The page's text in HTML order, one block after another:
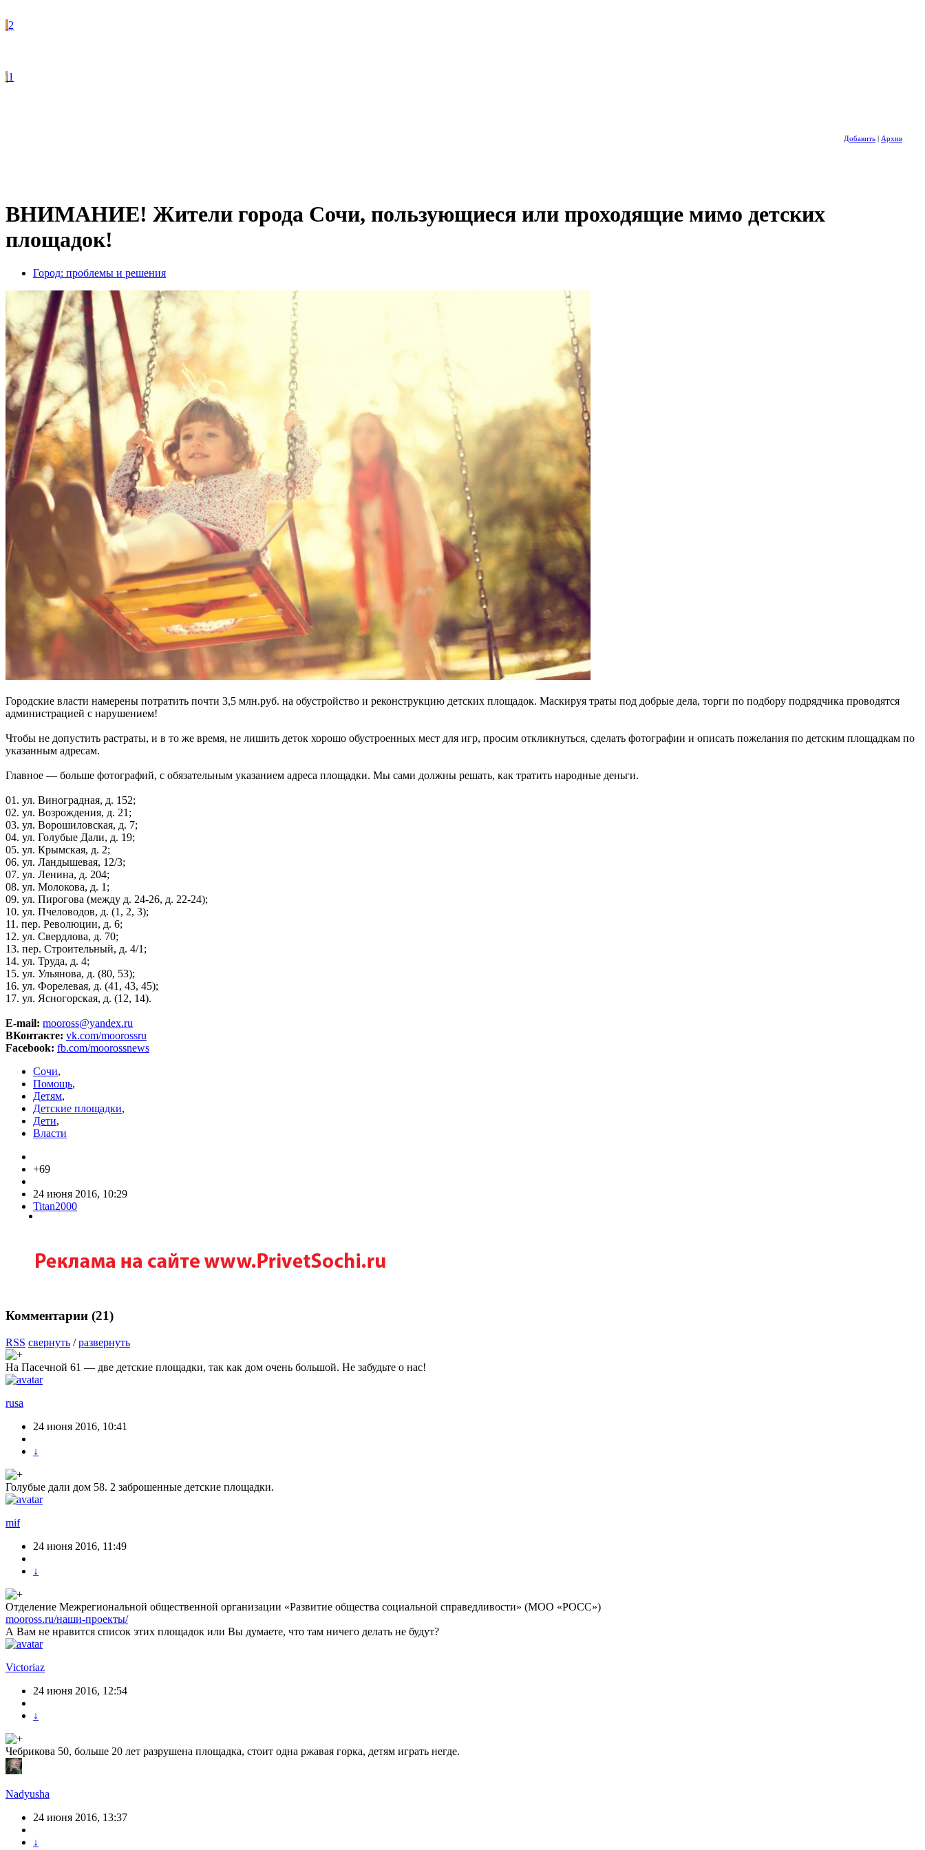
2
1
Добавить Архив
ВНИМАНИЕ! Жители города Сочи, пользующиеся или проходящие мимо детских
площадок!
Город: проблемы и решения
Городские власти намерены потратить почти 3,5 млн.руб. на обустройство и реконструкцию детских площадок. Маскируя траты под добрые дела, торги по подбору подрядчика проводятся
администрацией с нарушением!
Чтобы не допустить растраты, и в то же время, не лишить деток хорошо обустроенных мест для игр, просим откликнуться, сделать фотографии и описать пожелания по детским площадкам по
указанным адресам.
Главное — больше фотографий, с обязательным указанием адреса площадки. Мы сами должны решать, как тратить народные деньги.
01. ул. Виноградная, д. 152;
02. ул. Возрождения, д. 21;
03. ул. Ворошиловская, д. 7;
04. ул. Голубые Дали, д. 19;
05. ул. Крымская, д. 2;
06. ул. Ландышевая, 12/3;
07. ул. Ленина, д. 204;
08. ул. Молокова, д. 1;
09. ул. Пирогова (между д. 24-26, д. 22-24);
10. ул. Пчеловодов, д. (1, 2, 3);
11. пер. Революции, д. 6;
12. ул. Свердлова, д. 70;
13. пер. Строительный, д. 4/1;
14. ул. Труда, д. 4;
15. ул. Ульянова, д. (80, 53);
16. ул. Форелевая, д. (41, 43, 45);
17. ул. Ясногорская, д. (12, 14).
E-mail: mooross@yandex.ru
ВКонтакте: vk.com/moorossru
Facebook: fb.com/moorossnews
Сочи,
Помощь,
Детям,
Детские площадки,
Дети,
Власти
+69
24 июня 2016, 10:29
Titan2000
Комментарии (21)
RSS свернуть /развернуть
На Пасечной 61 — две детские площадки, так как дом очень большой. Не забудьте о нас!
rusa
24 июня 2016, 10:41
↓
Голубые дали дом 58. 2 заброшенные детские площадки.
mif
24 июня 2016, 11:49
↓
Отделение Межрегиональной общественной организации «Развитие общества социальной справедливости» (МОО «РОСС»)
mooross.ru/наши-проекты/
А Вам не нравится список этих площадок или Вы думаете, что там ничего делать не будут?
Victoriaz
24 июня 2016, 12:54
↓
Чебрикова 50, больше 20 лет разрушена площадка, стоит одна ржавая горка, детям играть негде.
Nadyusha
24 июня 2016, 13:37
↓